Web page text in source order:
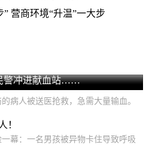
营商环境“升温”一大步
警冲进献血站……
病人被送医抢救，急需大量输血。
！
幕：一名男孩被异物卡住导致呼吸